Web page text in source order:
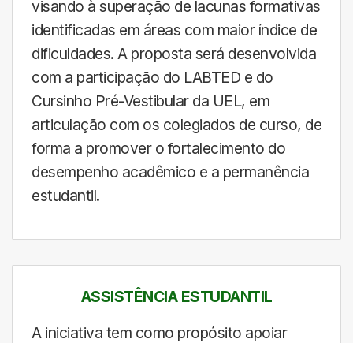
visando à superação de lacunas formativas
identificadas em áreas com maior índice de
dificuldades. A proposta será desenvolvida
com a participação do LABTED e do
Cursinho Pré-Vestibular da UEL, em
articulação com os colegiados de curso, de
forma a promover o fortalecimento do
desempenho acadêmico e a permanência
estudantil.
ASSISTÊNCIA ESTUDANTIL
A iniciativa tem como propósito apoiar